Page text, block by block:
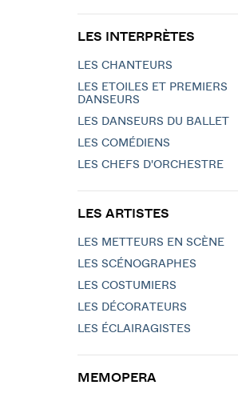
LES INTERPRÈTES
LES CHANTEURS
LES ETOILES ET PREMIERS
DANSEURS
LES DANSEURS DU BALLET
LES COMÉDIENS
LES CHEFS D'ORCHESTRE
LES ARTISTES
LES METTEURS EN SCÈNE
LES SCÉNOGRAPHES
LES COSTUMIERS
LES DÉCORATEURS
LES ÉCLAIRAGISTES
MEMOPERA